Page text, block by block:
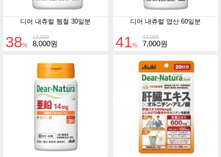
디어 내츄럴 헴철 30일분
13,000
38% 8,000원
디어 내츄럴 엽산 60일분
12,000
41% 7,000원